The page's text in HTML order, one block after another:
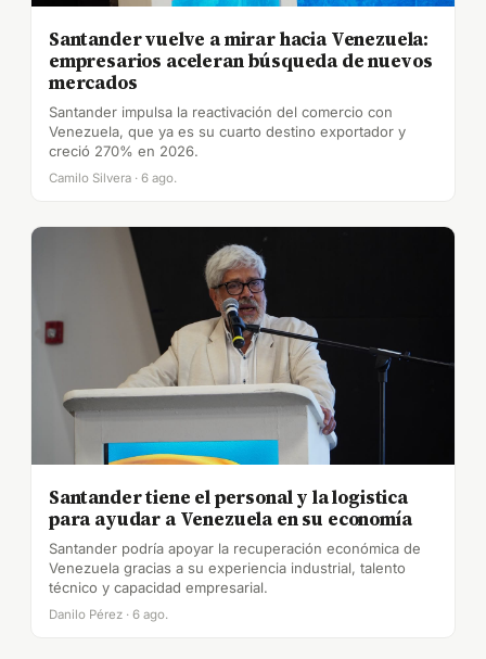
Santander vuelve a mirar hacia Venezuela:
empresarios aceleran búsqueda de nuevos
mercados
Santander impulsa la reactivación del comercio con
Venezuela, que ya es su cuarto destino exportador y
creció 270% en 2026.
Camilo Silvera · 6 ago.
Santander tiene el personal y la logistica
para ayudar a Venezuela en su economía
Santander podría apoyar la recuperación económica de
Venezuela gracias a su experiencia industrial, talento
técnico y capacidad empresarial.
Danilo Pérez · 6 ago.